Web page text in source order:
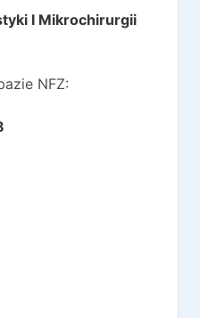
I Mikrochirurgii
NFZ: